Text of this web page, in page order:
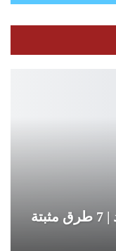
فوائد زيت لبان الذكر للتجاعيد | 7 طرق مثبتة